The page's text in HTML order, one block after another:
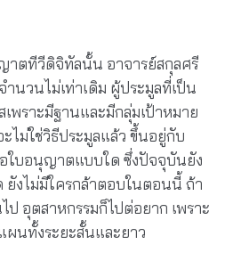
าตทีวีดิจิทัลนั้น อาจารย์สกุลศรี
นวนไม่เท่าเดิม ผู้ประมูลที่เป็น
เพราะมีฐานและมีกลุ่มเป้าหมาย
ไม่ใช่วิธีประมูลแล้ว ขึ้นอยู่กับ
ใบอนุญาตแบบใด ซึ่งปัจจุบันยัง
งไม่มีใครกล้าตอบในตอนนี้ ถ้า
อุตสาหกรรมก็ไปต่อยาก เพราะ
ผนทั้งระยะสั้นและยาว